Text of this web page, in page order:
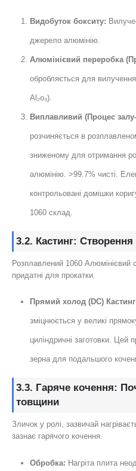
Видобуток бокситу:
джерело алюмінію.
Алюмінієвий переробка
обробляється для
Al₂o₃).
Виплавливий (Процес
розчиняється в
зниженому для отримання
алюмінію. >99.7% чисті.
контрольовані домішки
1060 склад.
3.2. Кастинг: Створення
Розплавлений 1060 Алюмінієвий
придатні для прокатки.
Прямий холод (DC)
зміцнюється у великі
циліндричні заготовки. Цей
зерна для подальшого
3.3. Гаряче кочення:
товщини
Зличок у ролі, зазвичай
зазнає гарячого кочення.
Обробка: Нагріта плита